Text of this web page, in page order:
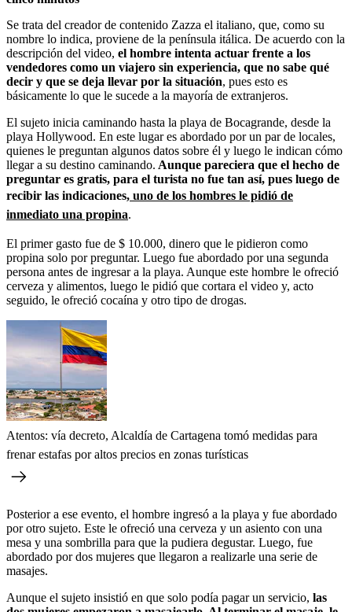
Se trata del creador de contenido Zazza el italiano, que, como su
nombre lo indica, proviene de la península itálica. De acuerdo con la
descripción del video, el hombre intenta actuar frente a los
vendedores como un viajero sin experiencia, que no sabe qué
decir y que se deja llevar por la situación, pues esto es
básicamente lo que le sucede a la mayoría de extranjeros.
El sujeto inicia caminando hasta la playa de Bocagrande, desde la
playa Hollywood. En este lugar es abordado por un par de locales,
quienes le preguntan algunos datos sobre él y luego le indican cómo
llegar a su destino caminando. Aunque pareciera que el hecho de
preguntar es gratis, para el turista no fue tan así, pues luego de
recibir las indicaciones, uno de los hombres le pidió de
inmediato una propina.
El primer gasto fue de $ 10.000, dinero que le pidieron como
propina solo por preguntar. Luego fue abordado por una segunda
persona antes de ingresar a la playa. Aunque este hombre le ofreció
cerveza y alimentos, luego le pidió que cortara el video y, acto
seguido, le ofreció cocaína y otro tipo de drogas.
Atentos: vía decreto, Alcaldía de Cartagena tomó medidas para
frenar estafas por altos precios en zonas turísticas
Posterior a ese evento, el hombre ingresó a la playa y fue abordado
por otro sujeto. Este le ofreció una cerveza y un asiento con una
mesa y una sombrilla para que la pudiera degustar. Luego, fue
abordado por dos mujeres que llegaron a realizarle una serie de
masajes.
Aunque el sujeto insistió en que solo podía pagar un servicio, las